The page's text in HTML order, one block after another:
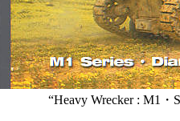
“Heavy Wrecker : M1・